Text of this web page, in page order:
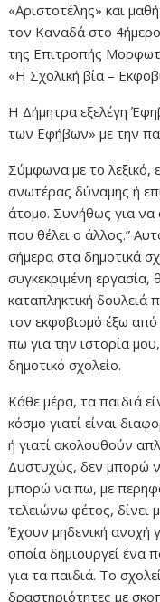
«Αριστοτέλης» και
τον Καναδά στο 4ήμερο
της Επιτροπής
«Η Σχολική βία –
Η Δήμητρα εξελέγη
των Εφήβων» με την
Σύμφωνα με το λεξικό,
ανωτέρας δύναμης ή
άτομο. Συνήθως για να
που θέλει ο άλλος.”
σήμερα στα δημοτικά
συγκεκριμένη
καταπληκτική δουλειά
τον εκφοβισμό έξω
πω για την ιστορία
δημοτικό σχολείο.
Κάθε μέρα, τα παιδιά
κόσμο γιατί είναι
ή γιατί ακολουθούν
Δυστυχώς, δεν μπορώ
μπορώ να πω, με
τελειώνω φέτος, δίνει
Έχουν μηδενική ανοχή
οποία δημιουργεί ένα
για τα παιδιά. Το
δραστηριότητες με